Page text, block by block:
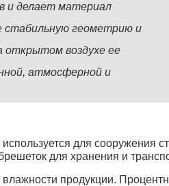
и делает материал
стабильную геометрию и
открытом воздухе ее
атмосферной и
для сооружения
для хранения и
продукции.